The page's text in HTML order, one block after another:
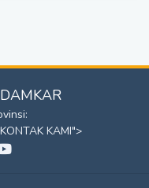
KAMI">